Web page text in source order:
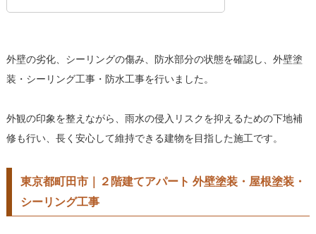
外壁の劣化、シーリングの傷み、防水部分の状態を確認し、外壁塗
装・シーリング工事・防水工事を行いました。
外観の印象を整えながら、雨水の侵入リスクを抑えるための下地補
修も行い、長く安心して維持できる建物を目指した施工です。
東京都町田市｜２階建てアパート 外壁塗装・屋根塗装・
シーリング工事